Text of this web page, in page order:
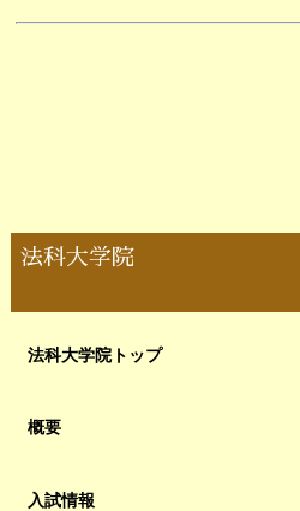
法科大学院
法科大学院トップ
概要
入試情報